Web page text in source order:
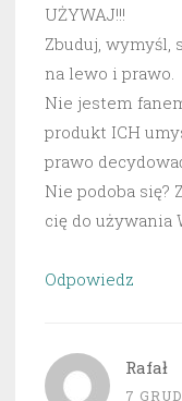
UŻYWAJ!!!
Zbuduj, wymyśl,
na lewo i prawo.
Nie jestem
produkt ICH
prawo
Nie podoba
cię do używania
Odpowiedz
Rafał
7